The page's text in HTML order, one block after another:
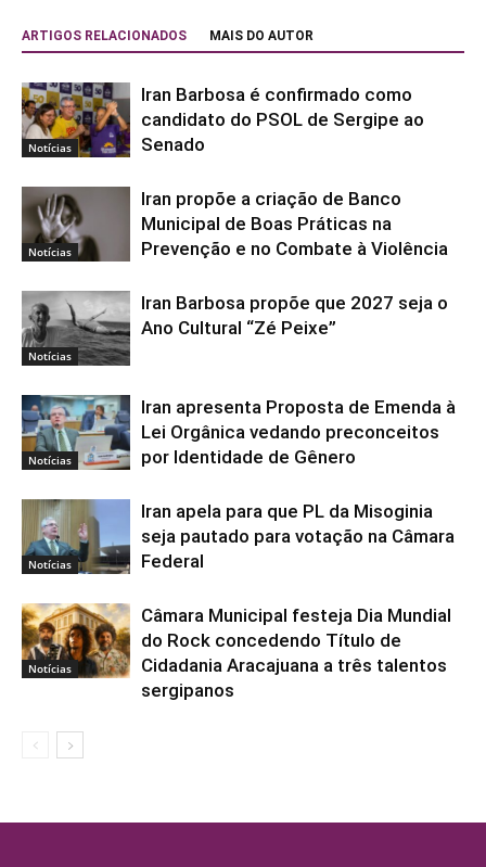
ARTIGOS RELACIONADOS MAIS DO AUTOR
Notícias
Iran Barbosa é confirmado como
candidato do PSOL de Sergipe ao
Senado
Notícias
Iran propõe a criação de Banco
Municipal de Boas Práticas na
Prevenção e no Combate à Violência
Notícias
Iran Barbosa propõe que 2027 seja o
Ano Cultural “Zé Peixe”
Notícias
Iran apresenta Proposta de Emenda à
Lei Orgânica vedando preconceitos
por Identidade de Gênero
Notícias
Iran apela para que PL da Misoginia
seja pautado para votação na Câmara
Federal
Notícias
Câmara Municipal festeja Dia Mundial
do Rock concedendo Título de
Cidadania Aracajuana a três talentos
sergipanos